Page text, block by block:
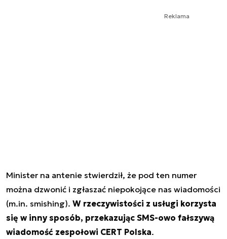
Reklama
Minister na antenie stwierdził, że pod ten numer
można dzwonić i zgłaszać niepokojące nas wiadomości
(m.in. smishing). W rzeczywistości z usługi korzysta
się w inny sposób, przekazując SMS-owo fałszywą
wiadomość zespołowi CERT Polska.